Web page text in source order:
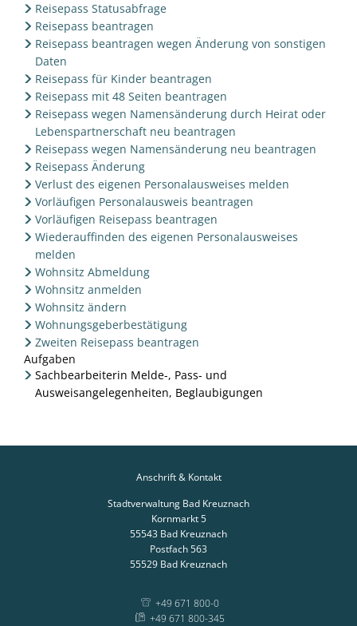
Reisepass Statusabfrage
Reisepass beantragen
Reisepass beantragen wegen Änderung von sonstigen
Daten
Reisepass für Kinder beantragen
Reisepass mit 48 Seiten beantragen
Reisepass wegen Namensänderung durch Heirat oder
Lebenspartnerschaft neu beantragen
Reisepass wegen Namensänderung neu beantragen
Reisepass Änderung
Verlust des eigenen Personalausweises melden
Vorläufigen Personalausweis beantragen
Vorläufigen Reisepass beantragen
Wiederauffinden des eigenen Personalausweises
melden
Wohnsitz Abmeldung
Wohnsitz anmelden
Wohnsitz ändern
Wohnungsgeberbestätigung
Zweiten Reisepass beantragen
Aufgaben
Sachbearbeiterin Melde-, Pass- und
Ausweisangelegenheiten, Beglaubigungen
Anschrift & Kontakt
Stadtverwaltung Bad Kreuznach
Kornmarkt 5
55543 Bad Kreuznach
Postfach 563
55529 Bad Kreuznach
+49 671 800-0
+49 671 800-345